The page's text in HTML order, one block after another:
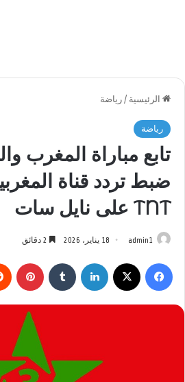
الرئيسية / رياضة
رياضة
تابع مباراة المغرب
TNT على نايل سات
admin1 18 يناير، 2026
فيسبوك لينكدإن